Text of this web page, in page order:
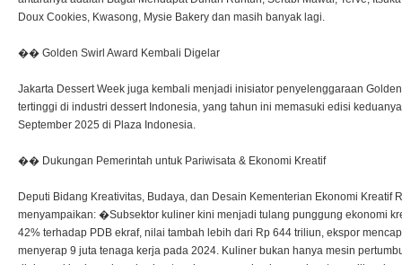
Doux Cookies, Kwasong, Mysie Bakery dan masih banyak lagi.
�� Golden Swirl Award Kembali Digelar
Jakarta Dessert Week juga kembali menjadi inisiator penyelenggaraan
tertinggi di industri dessert Indonesia, yang tahun ini memasuki edisi
September 2025 di Plaza Indonesia.
�� Dukungan Pemerintah untuk Pariwisata & Ekonomi Kreatif
Deputi Bidang Kreativitas, Budaya, dan Desain Kementerian Ekonomi Kreatif
menyampaikan: �Subsektor kuliner kini menjadi tulang punggung ekonomi
42% terhadap PDB ekraf, nilai tambah lebih dari Rp 644 triliun, ekspor
menyerap 9 juta tenaga kerja pada 2024. Kuliner bukan hanya mesin